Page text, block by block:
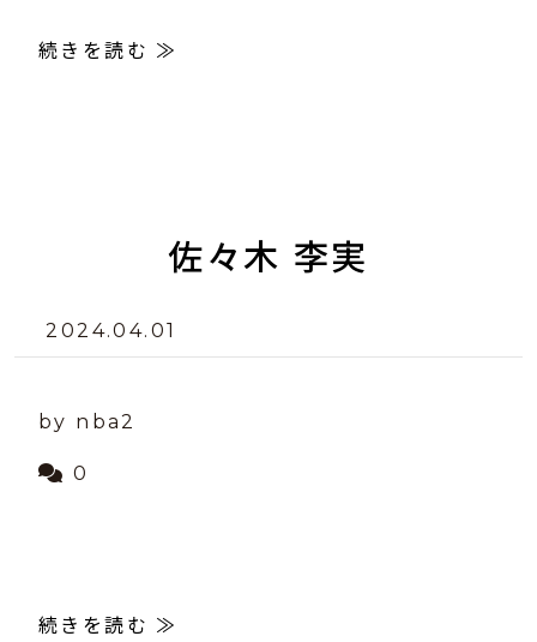
続きを読む ≫
佐々木 李実
2024.04.01
by nba2
0
続きを読む ≫